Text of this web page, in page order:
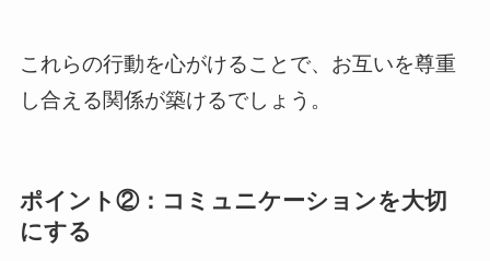
これらの行動を心がけることで、お互いを尊重
し合える関係が築けるでしょう。
ポイント②：コミュニケーションを大切
にする